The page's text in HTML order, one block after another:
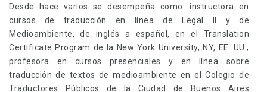
Desde hace varios se desempeña como: instructora en
cursos de traducción en línea de Legal II y de
Medioambiente, de inglés a español, en el Translation
Certificate Program de la New York University, NY, EE. UU.;
profesora en cursos presenciales y en línea sobre
traducción de textos de medioambiente en el Colegio de
Traductores Públicos de la Ciudad de Buenos Aires